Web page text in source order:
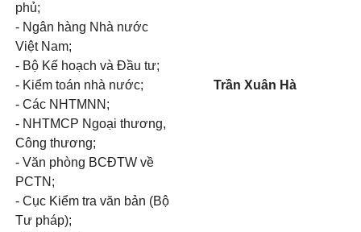
phủ;
- Ngân hàng Nhà nước
Việt Nam;
- Bộ Kế hoạch và Đầu tư;
- Kiểm toán nhà nước;
- Các NHTMNN;
- NHTMCP Ngoại thương,
Công thương;
- Văn phòng BCĐTW về
PCTN;
- Cục Kiểm tra văn bản (Bộ
Tư pháp);
Trần Xuân Hà